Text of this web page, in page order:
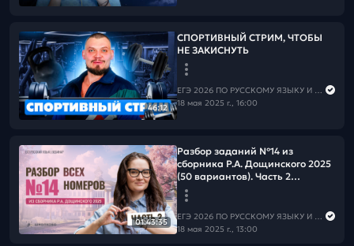
46:12
СПОРТИВНЫЙ СТРИМ, ЧТОБЫ
НЕ ЗАКИСНУТЬ
ЕГЭ 2026 ПО РУССКОМУ ЯЗЫКУ И МАТЕМАТИКЕ
18 мая 2025 г., 16:00
01:43:35
Разбор заданий №14 из
сборника Р.А. Дощинского 2025
(50 вариантов). Часть 2
(варианты 26-50).
ЕГЭ 2026 ПО РУССКОМУ ЯЗЫКУ И МАТЕМАТИКЕ
18 мая 2025 г., 13:00